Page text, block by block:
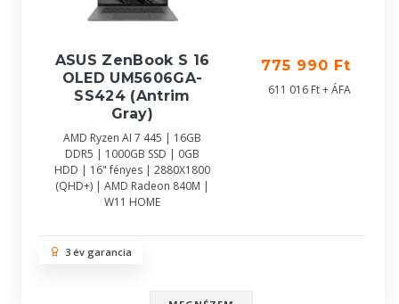
ASUS ZenBook S 16
OLED UM5606GA-
SS424 (Antrim
Gray)
AMD Ryzen AI 7 445 | 16GB
DDR5 | 1000GB SSD | 0GB
HDD | 16" fényes | 2880X1800
(QHD+) | AMD Radeon 840M |
W11 HOME
775 990 Ft
611 016 Ft + ÁFA
3 év garancia